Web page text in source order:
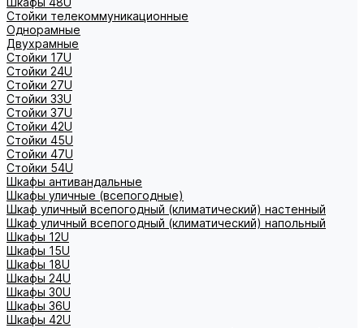
Стойки телекоммуникационные
Однорамные
Двухрамные
Стойки 17U
Стойки 24U
Стойки 27U
Стойки 33U
Стойки 37U
Стойки 42U
Стойки 45U
Стойки 47U
Стойки 54U
Шкафы антивандальные
Шкафы уличные (всепогодные)
Шкаф уличный всепогодный (климатический) настенный
Шкаф уличный всепогодный (климатический) напольный
Шкафы 12U
Шкафы 15U
Шкафы 18U
Шкафы 24U
Шкафы 30U
Шкафы 36U
Шкафы 42U